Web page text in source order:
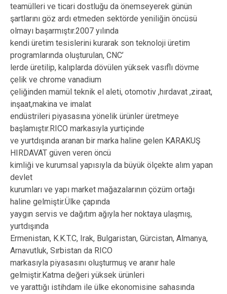
teamülleri ve ticari dostluğu da önemseyerek günün
şartlarını göz ardı etmeden sektörde yeniliğin öncüsü
olmayı başarmıştır.2007 yılında
kendi üretim tesislerini kurarak son teknoloji üretim
programlarında oluşturulan, CNC’
lerde üretilip, kalıplarda dövülen yüksek vasıflı dövme
çelik ve chrome vanadium
çeliğinden mamül teknik el aleti, otomotiv ,hırdavat ,ziraat,
inşaat,makina ve imalat
endüstrileri piyasasına yönelik ürünler üretmeye
başlamıştır.RICO markasıyla yurtiçinde
ve yurtdışında aranan bir marka haline gelen KARAKUŞ
HIRDAVAT güven veren öncü
kimliği ve kurumsal yapısıyla da büyük ölçekte alım yapan
devlet
kurumları ve yapı market mağazalarının çözüm ortağı
haline gelmiştir.Ülke çapında
yaygın servis ve dağıtım ağıyla her noktaya ulaşmış,
yurtdışında
Ermenistan, K.K.T.C, Irak, Bulgaristan, Gürcistan, Almanya,
Arnavutluk, Sırbistan da RICO
markasıyla piyasasını oluşturmuş ve aranır hale
gelmiştir.Katma değeri yüksek ürünleri
ve yarattığı istihdam ile ülke ekonomisine sahasında